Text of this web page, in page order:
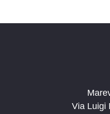
Via Luigi